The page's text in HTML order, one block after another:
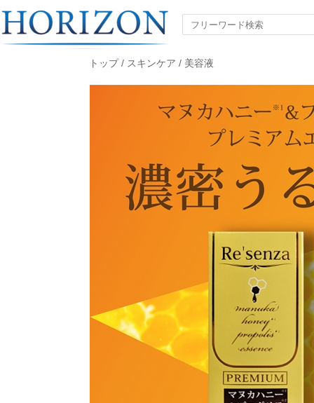
トップ/ スキンケア / 美容液